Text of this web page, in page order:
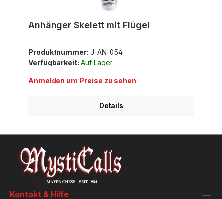
Anhänger Skelett mit Flügel
Produktnummer: J-AN-054
Verfügbarkeit: Auf Lager
Anmelden um Preise zu sehen
Details
Kontakt & Hilfe